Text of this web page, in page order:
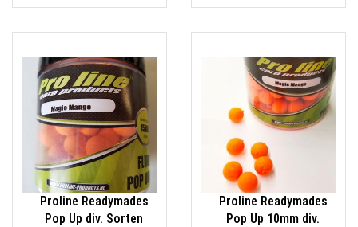
Proline Readymades
Pop Up div. Sorten
Proline Readymades
Pop Up 10mm div.